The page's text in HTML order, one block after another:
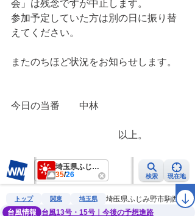
会」は残念ですが中止します。
参加予定していた方は別の日に振り替
えてください。
またのちほど状況をお知らせします。
今日の当番　　中林
以上。